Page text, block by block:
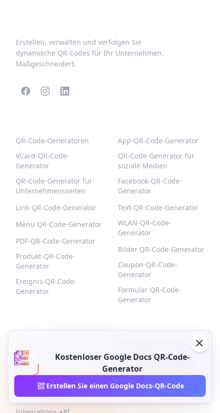
Kostenloser Google Docs QR-Code-
Generator
Erstellen Sie einen Google Docs-QR-Code
Erstellen, verwalten und verfolgen Sie
dynamische QR-Codes für Ihr Unternehmen.
Maßgeschneidert.
QR-Code-Generatoren
VCard-QR-Code-
Generator
QR-Code-Generator für
Unternehmensseiten
Link-QR-Code-Generator
Menü QR-Code-Generator
PDF-QR-Code-Generator
Produkt-QR-Code-
Generator
Ereignis-QR-Code-
Generator
App-QR-Code-Generator
QR-Code-Generator für
soziale Medien
Facebook-QR-Code-
Generator
Text-QR-Code-Generator
WLAN-QR-Code-
Generator
Bilder QR-Code-Generator
Coupon-QR-Code-
Generator
Formular QR-Code-
Generator
Blog
Pläne und Preise
Browser-Erweiterung
Abonnement kündigen
Nutzungsbedingungen
und Vertrag
LEGAL